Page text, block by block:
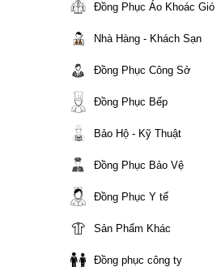
Đồng Phục Áo Khoác Gió
Nhà Hàng - Khách Sạn
Đồng Phục Công Sở
Đồng Phục Bếp
Bảo Hộ - Kỹ Thuật
Đồng Phục Bảo Vệ
Đồng Phục Y tế
Sản Phẩm Khác
Đồng phục công ty